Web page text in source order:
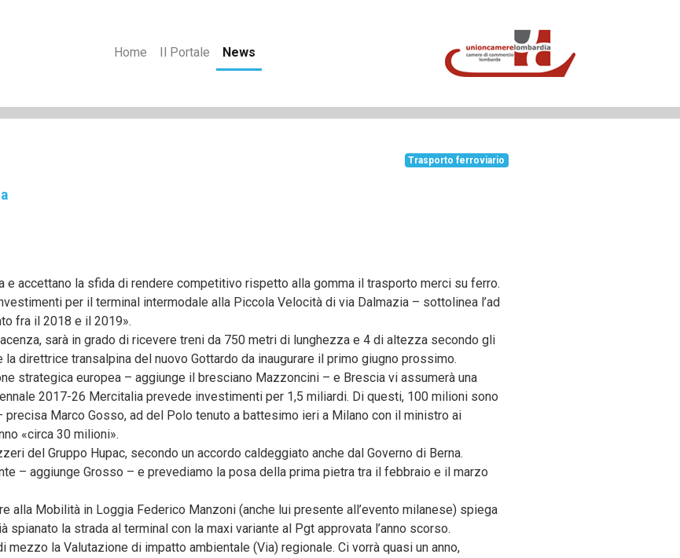
Home Il Portale News
Trasporto ferroviario
accettano la sfida di rendere competitivo rispetto alla gomma il trasporto merci su ferro.
per il terminal intermodale alla Piccola Velocità di via Dalmazia – sottolinea l’ad
fra il 2018 e il 2019».
sarà in grado di ricevere treni da 750 metri di lunghezza e 4 di altezza secondo gli
direttrice transalpina del nuovo Gottardo da inaugurare il primo giugno prossimo.
strategica europea – aggiunge il bresciano Mazzoncini – e Brescia vi assumerà una
2017-26 Mercitalia prevede investimenti per 1,5 miliardi. Di questi, 100 milioni sono
Marco Gosso, ad del Polo tenuto a battesimo ieri a Milano con il ministro ai
«circa 30 milioni».
del Gruppo Hupac, secondo un accordo caldeggiato anche dal Governo di Berna.
– aggiunge Grosso – e prevediamo la posa della prima pietra tra il febbraio e il marzo
alla Mobilità in Loggia Federico Manzoni (anche lui presente all’evento milanese) spiega
la strada al terminal con la maxi variante al Pgt approvata l’anno scorso.
la Valutazione di impatto ambientale (Via) regionale. Ci vorrà quasi un anno,